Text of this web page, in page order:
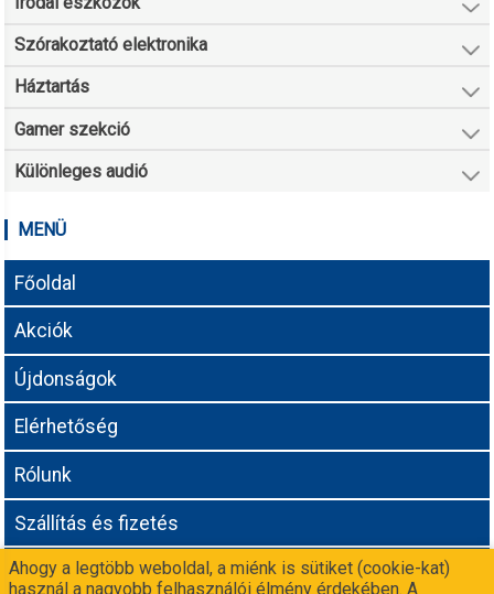
Szórakoztató elektronika
Háztartás
Gamer szekció
Különleges audió
MENÜ
Főoldal
Akciók
Újdonságok
Elérhetőség
Rólunk
Szállítás és fizetés
Adatvédelmi tájékoztató
Ahogy a legtöbb weboldal, a miénk is sütiket (cookie-kat)
használ a nagyobb felhasználói élmény érdekében. A